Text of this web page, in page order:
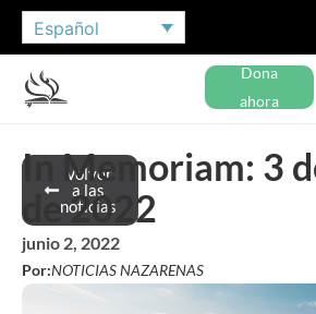
Español
Dona
ahora
Volver
a las
noticias
In Memoriam: 3
de 2022
junio 2, 2022
Por:NOTICIAS NAZARENAS